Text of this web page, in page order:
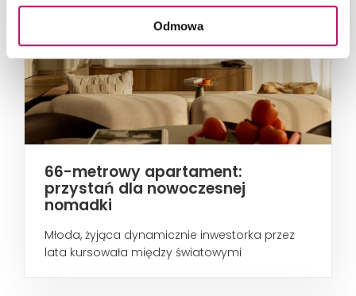
Odmowa
66-metrowy apartament:
przystań dla nowoczesnej
nomadki
Młoda, żyjąca dynamicznie inwestorka przez
lata kursowała między światowymi